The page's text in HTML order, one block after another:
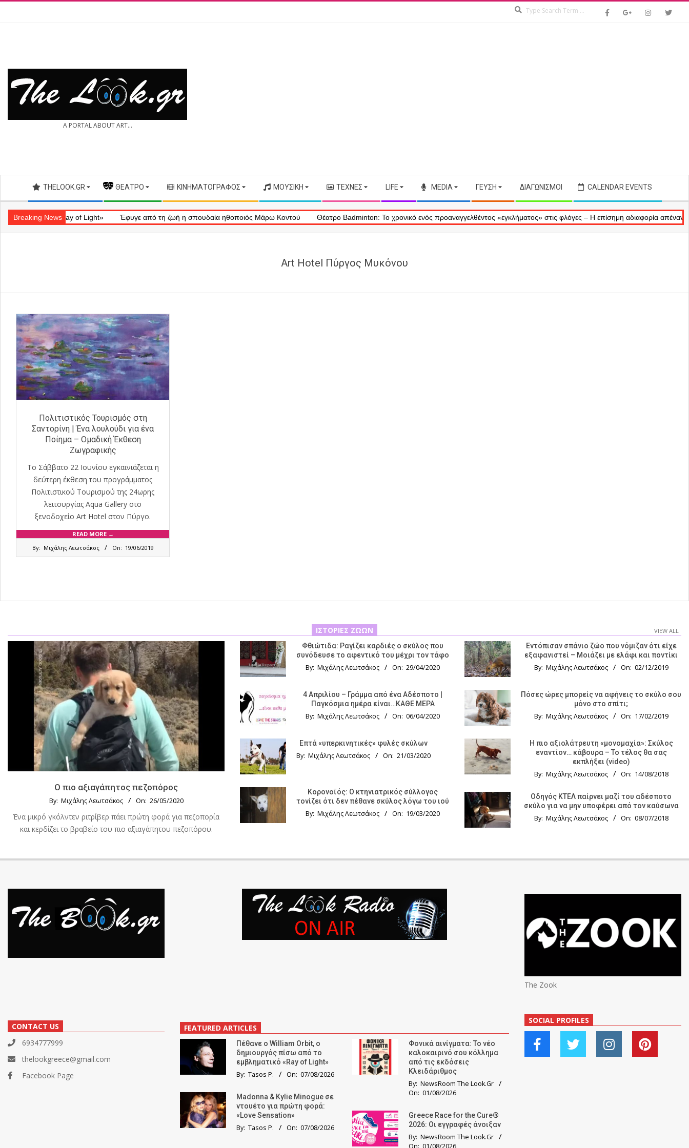
THE A PORTAL ABOUT ART...
Secondary
Navigation
Menu
THELOOK.GR — ΘΈΑΤΡΟ ΚΙΝΗΜΑΤΟΓΡΆΦΟΣ ΜΟΥΣΙΚΉ ΤΈΧΝΕΣ LIFE MEDIA ΓΕΎΣΗ ΔΙΑΓΩΝΙΣΜΟΊ CALENDAR EVENTS
Breaking News
«Ray of Light» Έφυγε από τη ζωή η σπουδαία ηθοποιός Μάρω Κοντού Θέατρο Badminton: Το χρονικό ενός προαναγγελθέντος «εγκλήματος» στις φλόγες – Η επίσημη αδιαφορία απέναντι στις
Art Hotel Πύργος Μυκόνου
Πολιτιστικός Τουρισμός στη
Σαντορίνη | Ένα λουλούδι για ένα
Ποίημα – Ομαδική Έκθεση
Ζωγραφικής
Το Σάββατο 22 Ιουνίου εγκαινιάζεται η
δεύτερη έκθεση του προγράμματος
Πολιτιστικού Τουρισμού της 24ωρης
λειτουργίας Aqua Gallery στο
ξενοδοχείο Art Hotel στον Πύργο.
READ MORE →
By: Μιχάλης Λεωτσάκος On: 19/06/2019
ΙΣΤΟΡΊΕΣ ΖΏΩΝ VIEW ALL
Ο πιο αξιαγάπητος πεζοπόρος
By: Μιχάλης Λεωτσάκος On: 26/05/2020
Ένα μικρό γκόλντεν ριτρίβερ πάει πρώτη φορά για πεζοπορία
και κερδίζει το βραβείο του πιο αξιαγάπητου πεζοπόρου.
Φθιώτιδα: Ραγίζει καρδιές ο σκύλος που
συνόδευσε το αφεντικό του μέχρι τον τάφο
By: Μιχάλης Λεωτσάκος On: 29/04/2020
4 Απριλίου – Γράμμα από ένα Αδέσποτο |
Παγκόσμια ημέρα είναι…ΚΑΘΕ ΜΕΡΑ
By: Μιχάλης Λεωτσάκος On: 06/04/2020
Επτά «υπερκινητικές» φυλές σκύλων
By: Μιχάλης Λεωτσάκος On: 21/03/2020
Κορονοϊός: Ο κτηνιατρικός σύλλογος
τονίζει ότι δεν πέθανε σκύλος λόγω του ιού
By: Μιχάλης Λεωτσάκος On: 19/03/2020
Εντόπισαν σπάνιο ζώο που νόμιζαν ότι είχε
εξαφανιστεί – Μοιάζει με ελάφι και ποντίκι
By: Μιχάλης Λεωτσάκος On: 02/12/2019
Πόσες ώρες μπορείς να αφήνεις το σκύλο σου
μόνο στο σπίτι;
By: Μιχάλης Λεωτσάκος On: 17/02/2019
Η πιο αξιολάτρευτη «μονομαχία»: Σκύλος
εναντίον… κάβουρα – Το τέλος θα σας
εκπλήξει (video)
By: Μιχάλης Λεωτσάκος On: 14/08/2018
Οδηγός KTΕΛ παίρνει μαζί του αδέσποτο
σκύλο για να μην υποφέρει από τον καύσωνα
By: Μιχάλης Λεωτσάκος On: 08/07/2018
CONTACT US
6934777999
thelookgreece@gmail.com
Facebook Page
FEATURED ARTICLES
Πέθανε ο William Orbit, ο
δημιουργός πίσω από το
εμβληματικό «Ray of Light»
By: Tasos P. On: 07/08/2026
Madonna & Kylie Minogue σε
ντουέτο για πρώτη φορά:
«Love Sensation»
By: Tasos P. On: 07/08/2026
Φονικά αινίγματα: Το νέο
καλοκαιρινό σου κόλλημα
από τις εκδόσεις
Κλειδάριθμος
By: NewsRoom The Look.Gr
On: 01/08/2026
Greece Race for the Cure®
2026: Οι εγγραφές άνοιξαν
By: NewsRoom The Look.Gr
The Zook
SOCIAL PROFILES